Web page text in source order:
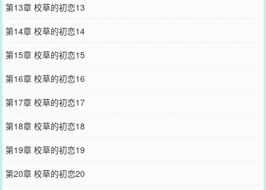
第13章 校草的初恋13
第14章 校草的初恋14
第15章 校草的初恋15
第16章 校草的初恋16
第17章 校草的初恋17
第18章 校草的初恋18
第19章 校草的初恋19
第20章 校草的初恋20